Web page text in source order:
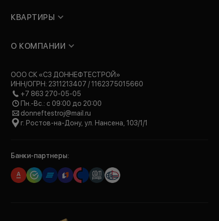
КВАРТИРЫ
О КОМПАНИИ
ООО СК «СЗ ДОННЕФТЕСТРОЙ»
ИНН/ОГРН: 2311213407 / 1162375015660
+7 863 270-05-05
Пн.-Вс.: с 09:00 до 20:00
donneftestroj@mail.ru
г. Ростов-на-Дону, ул. Нансена, 103/1/1
Банки-партнеры: